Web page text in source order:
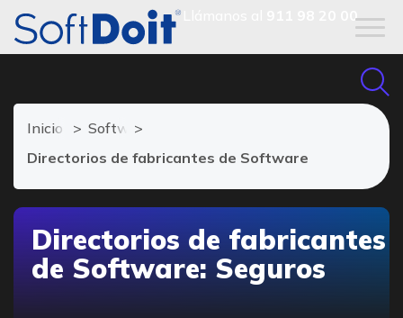
911 98 20 00
Inicio
Software de Seguros
Directorios de fabricantes de Software
Directorios de fabricantes
de Software: Seguros